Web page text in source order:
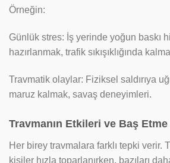
Örneğin:
Günlük stres: İş yerinde yoğun baskı
hazırlanmak, trafik sıkışıklığında
Travmatik olaylar: Fiziksel saldırıya
maruz kalmak, savaş deneyimleri.
Travmanın Etkileri ve Baş
Her birey travmalara farklı tepki verir.
kişiler hızla toparlanırken, bazıları